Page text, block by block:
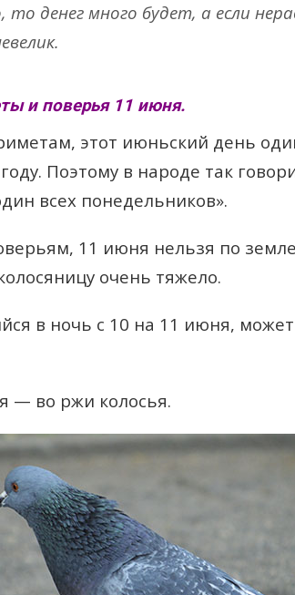
то денег много будет, а если
и поверья 11 июня.
этот июньский день
Поэтому в народе так
всех понедельников».
11 июня нельзя по земле
очень тяжело.
в ночь с 10 на 11 июня, может
— во ржи колосья.